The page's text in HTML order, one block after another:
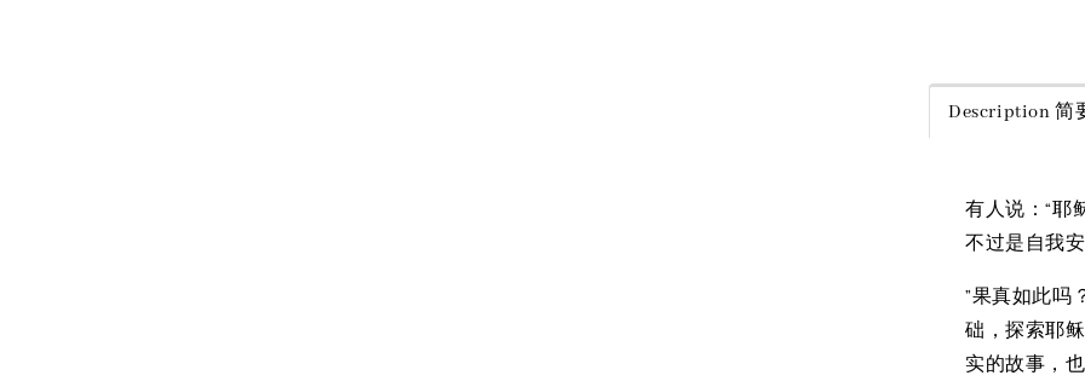
Description 简
有人说：“耶
不过是自我
”果真如此吗
础，探索耶
实的故事，